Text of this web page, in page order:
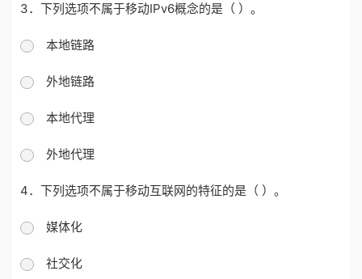
3．下列选项不属于移动IPv6概念的是（ ）。
本地链路
外地链路
本地代理
外地代理
4．下列选项不属于移动互联网的特征的是（ ）。
媒体化
社交化